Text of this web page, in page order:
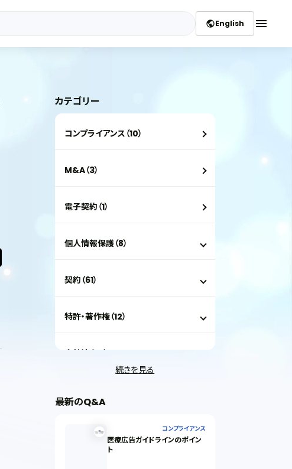
publicEnglish menu
カテゴリー
コンプライアンス（10）
M&A（3）
電子契約（1）
個人情報保護（8）
契約（61）
特許・著作権（12）
会社法（35）
続きを見る
最新のQ&A
コンプライアンス
医療広告ガイドラインのポイン
ト